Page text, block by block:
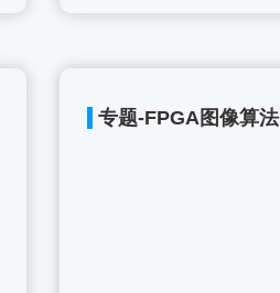
专题-FPGA图像算法